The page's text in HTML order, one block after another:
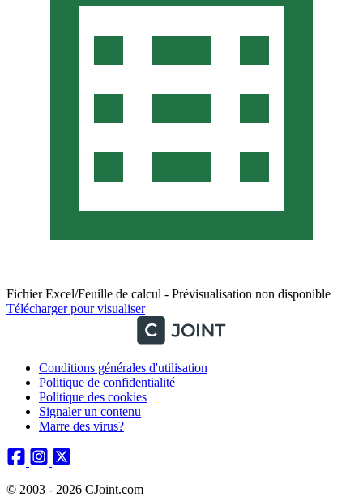
Fichier Excel/Feuille de calcul - Prévisualisation non disponible
Télécharger pour visualiser
Conditions générales d'utilisation
Politique de confidentialité
Politique des cookies
Signaler un contenu
Marre des virus?
© 2003 - 2026 CJoint.com